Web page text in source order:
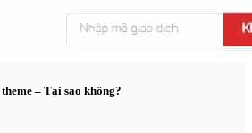
– Tại sao không?